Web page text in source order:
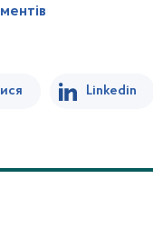
Linkedin